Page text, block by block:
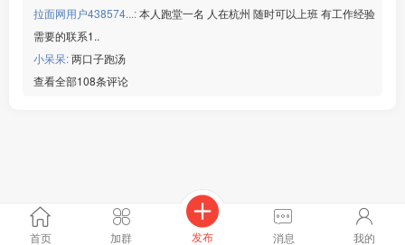
✅ 福利：全包食宿、一日三餐、环境整洁、薪资准时
月休四天，工作时间一天8小时。
联系电话15***10微信同号，联系请注明拉面网
拉面网用户438574...:本人跑堂一名 人在杭州 随时可以上班 有工作经验
需要的联系1..
小呆呆:两口子跑汤
查看全部108条评论
首页 加群 发布 消息 我的